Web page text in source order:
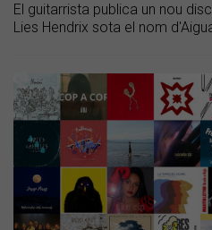
El guitarrista publica un nou
Lies Hendrix sota el nom